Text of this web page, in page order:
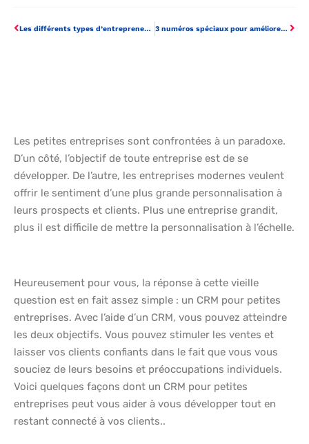
Les différents types d’entrepreneurs 3 numéros spéciaux pour améliorer la relation client
Les petites entreprises sont confrontées à un paradoxe.
D’un côté, l’objectif de toute entreprise est de se
développer. De l’autre, les entreprises modernes veulent
offrir le sentiment d’une plus grande personnalisation à
leurs prospects et clients. Plus une entreprise grandit,
plus il est difficile de mettre la personnalisation à l’échelle.
Heureusement pour vous, la réponse à cette vieille
question est en fait assez simple : un CRM pour petites
entreprises. Avec l’aide d’un CRM, vous pouvez atteindre
les deux objectifs. Vous pouvez stimuler les ventes et
laisser vos clients confiants dans le fait que vous vous
souciez de leurs besoins et préoccupations individuels.
Voici quelques façons dont un CRM pour petites
entreprises peut vous aider à vous développer tout en
restant connecté à vos clients..